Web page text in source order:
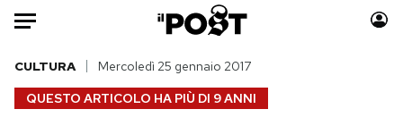
Auto
HOME
QUESTO ARTICOLO HA PIÙ DI 9 ANNI
CULTURA Mercoledì 25 gennaio 2017